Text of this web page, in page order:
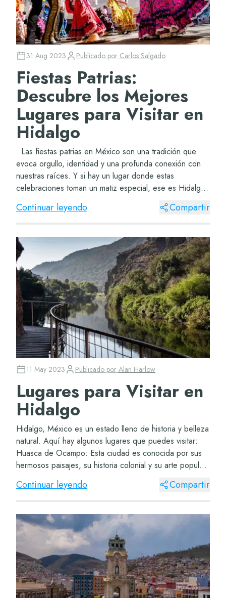
31 Aug 2023 Publicado por Carlos Salgado
Fiestas Patrias:
Descubre los Mejores
Lugares para Visitar en
Hidalgo
Las fiestas patrias en México son una tradición que
evoca orgullo, identidad y una profunda conexión con
nuestras raíces. Y si hay un lugar donde estas
celebraciones toman un matiz especial, ese es Hidalgo.
En esta ocasión, te llevaremos por u...
Continuar leyendo Compartir
11 May 2023 Publicado por Alan Harlow
Lugares para Visitar en
Hidalgo
Hidalgo, México es un estado lleno de historia y belleza
natural. Aquí hay algunos lugares que puedes visitar:
Huasca de Ocampo: Esta ciudad es conocida por sus
hermosos paisajes, su historia colonial y su arte popular.
Zona arqueológica de Tula de A...
Continuar leyendo Compartir